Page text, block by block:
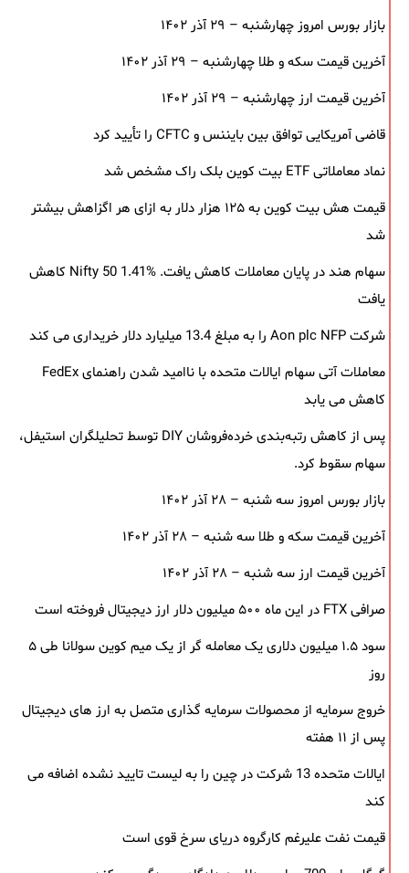
بازار بورس امروز چهارشنبه – ۲۹ آذر ۱۴۰۲
آخرین قیمت سکه و طلا چهارشنبه – ۲۹ آذر ۱۴۰۲
آخرین قیمت ارز چهارشنبه – ۲۹ آذر ۱۴۰۲
قاضی آمریکایی توافق بین بایننس و CFTC را تأیید کرد
نماد معاملاتی ETF بیت کوین بلک ‌راک مشخص شد
قیمت هش بیت کوین به ۱۲۵ هزار دلار به‌ ازای هر اگزاهش بیشتر
شد
سهام هند در پایان معاملات کاهش یافت. Nifty 50 1.41% کاهش
یافت
شرکت Aon plc NFP را به مبلغ 13.4 میلیارد دلار خریداری می کند
معاملات آتی سهام ایالات متحده با ناامید شدن راهنمای FedEx
کاهش می یابد
پس از کاهش رتبه‌بندی خرده‌فروشان DIY توسط تحلیلگران استیفل،
سهام سقوط کرد.
بازار بورس امروز سه شنبه – ۲۸ آذر ۱۴۰۲
آخرین قیمت سکه و طلا سه شنبه – ۲۸ آذر ۱۴۰۲
آخرین قیمت ارز سه شنبه – ۲۸ آذر ۱۴۰۲
صرافی FTX در این ماه ۵۰۰ میلیون دلار ارز دیجیتال فروخته است
سود ۱.۵ میلیون دلاری یک معامله ‌گر از یک میم‌ کوین سولانا طی ۵
روز
خروج سرمایه از محصولات سرمایه ‌گذاری متصل به ارز های دیجیتال
پس از ۱۱ هفته
ایالات متحده 13 شرکت در چین را به لیست تایید نشده اضافه می
کند
قیمت نفت علیرغم کارگروه دریای سرخ قوی است